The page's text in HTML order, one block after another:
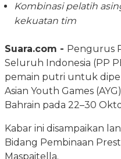
Kombinasi pelatih
kekuatan tim
Suara.com - Pengurus
Seluruh Indonesia (PP
pemain putri untuk
Asian Youth Games
Bahrain pada 22–30
Kabar ini disampaikan
Bidang Pembinaan
Maspaitella.